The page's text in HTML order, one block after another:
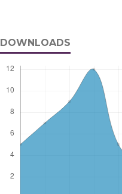
DOWNLOADS